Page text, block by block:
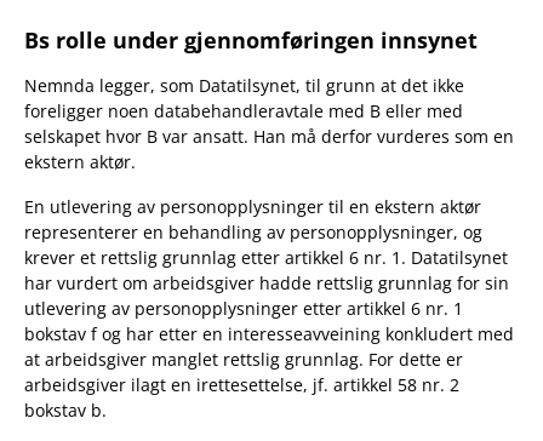
Bs rolle under gjennomføringen innsynet
Nemnda legger, som Datatilsynet, til grunn at det ikke
foreligger noen databehandleravtale med B eller med
selskapet hvor B var ansatt. Han må derfor vurderes som en
ekstern aktør.
En utlevering av personopplysninger til en ekstern aktør
representerer en behandling av personopplysninger, og
krever et rettslig grunnlag etter artikkel 6 nr. 1. Datatilsynet
har vurdert om arbeidsgiver hadde rettslig grunnlag for sin
utlevering av personopplysninger etter artikkel 6 nr. 1
bokstav f og har etter en interesseavveining konkludert med
at arbeidsgiver manglet rettslig grunnlag. For dette er
arbeidsgiver ilagt en irettesettelse, jf. artikkel 58 nr. 2
bokstav b.